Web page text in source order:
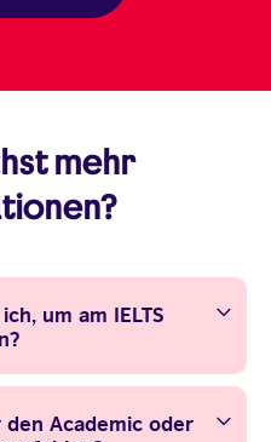
mehr
um am IELTS
den Academic oder